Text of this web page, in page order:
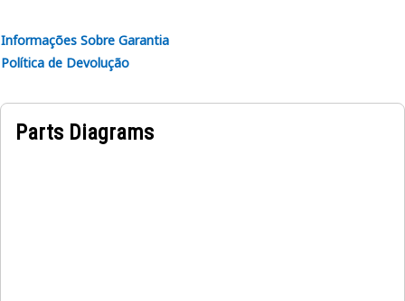
Informações Sobre Garantia
Política de Devolução
Parts Diagrams